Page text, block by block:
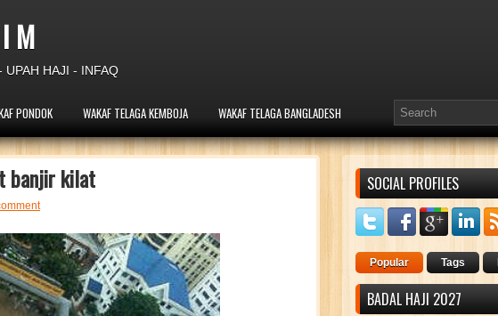
M
UPAH HAJI - INFAQ
PONDOK WAKAF TELAGA KEMBOJA WAKAF TELAGA BANGLADESH
banjir kilat SOCIAL PROFILES
Popular Tags
BADAL HAJI 2027